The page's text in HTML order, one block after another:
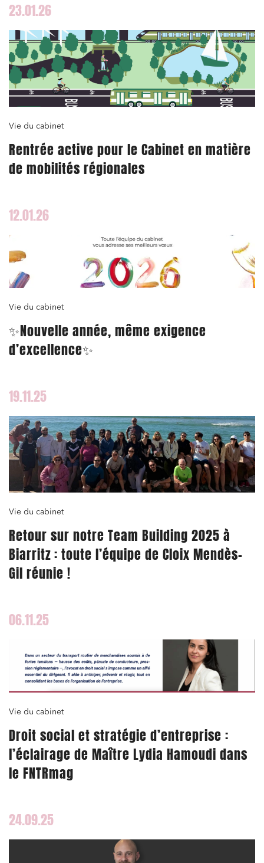
23.01.26
Vie du cabinet
Rentrée active pour le Cabinet en matière
de mobilités régionales
12.01.26
Vie du cabinet
✨Nouvelle année, même exigence
d’excellence✨
19.11.25
Vie du cabinet
Retour sur notre Team Building 2025 à
Biarritz : toute l’équipe de Cloix Mendès-
Gil réunie !
06.11.25
Vie du cabinet
Droit social et stratégie d’entreprise :
l’éclairage de Maître Lydia Hamoudi dans
le FNTRmag
24.09.25